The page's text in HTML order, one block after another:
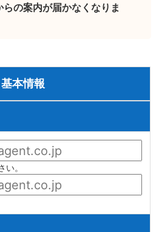
らの案内が届かなくなりま
基本情報
。